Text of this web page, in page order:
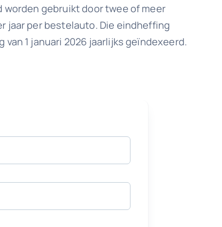
gebruikt door twee of meer
jaar per bestelauto. Die eindheffing
1 januari 2026 jaarlijks geïndexeerd.